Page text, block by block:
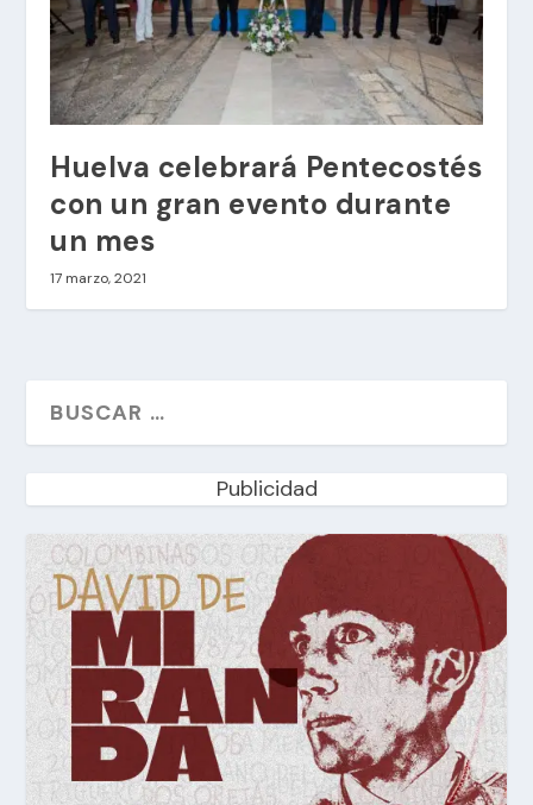
Huelva celebrará Pentecostés
con un gran evento durante
un mes
17 marzo, 2021
Publicidad